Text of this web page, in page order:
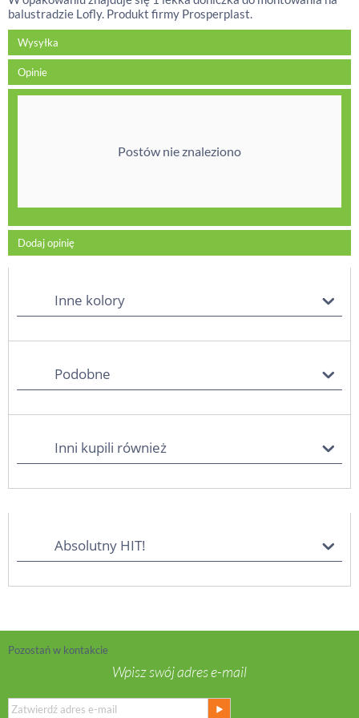
balustradzie Lofly. Produkt firmy Prosperplast.
Wysyłka
Opinie
Postów nie znaleziono
Dodaj opinię
Inne kolory
Podobne
Inni kupili również
Absolutny HIT!
Pozostań w kontakcie
Wpisz swój adres e-mail